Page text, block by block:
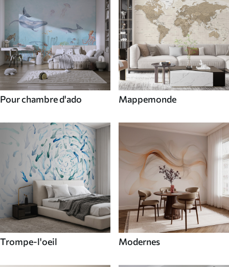
Pour chambre d'ado Mappemonde
Trompe-l'oeil Modernes